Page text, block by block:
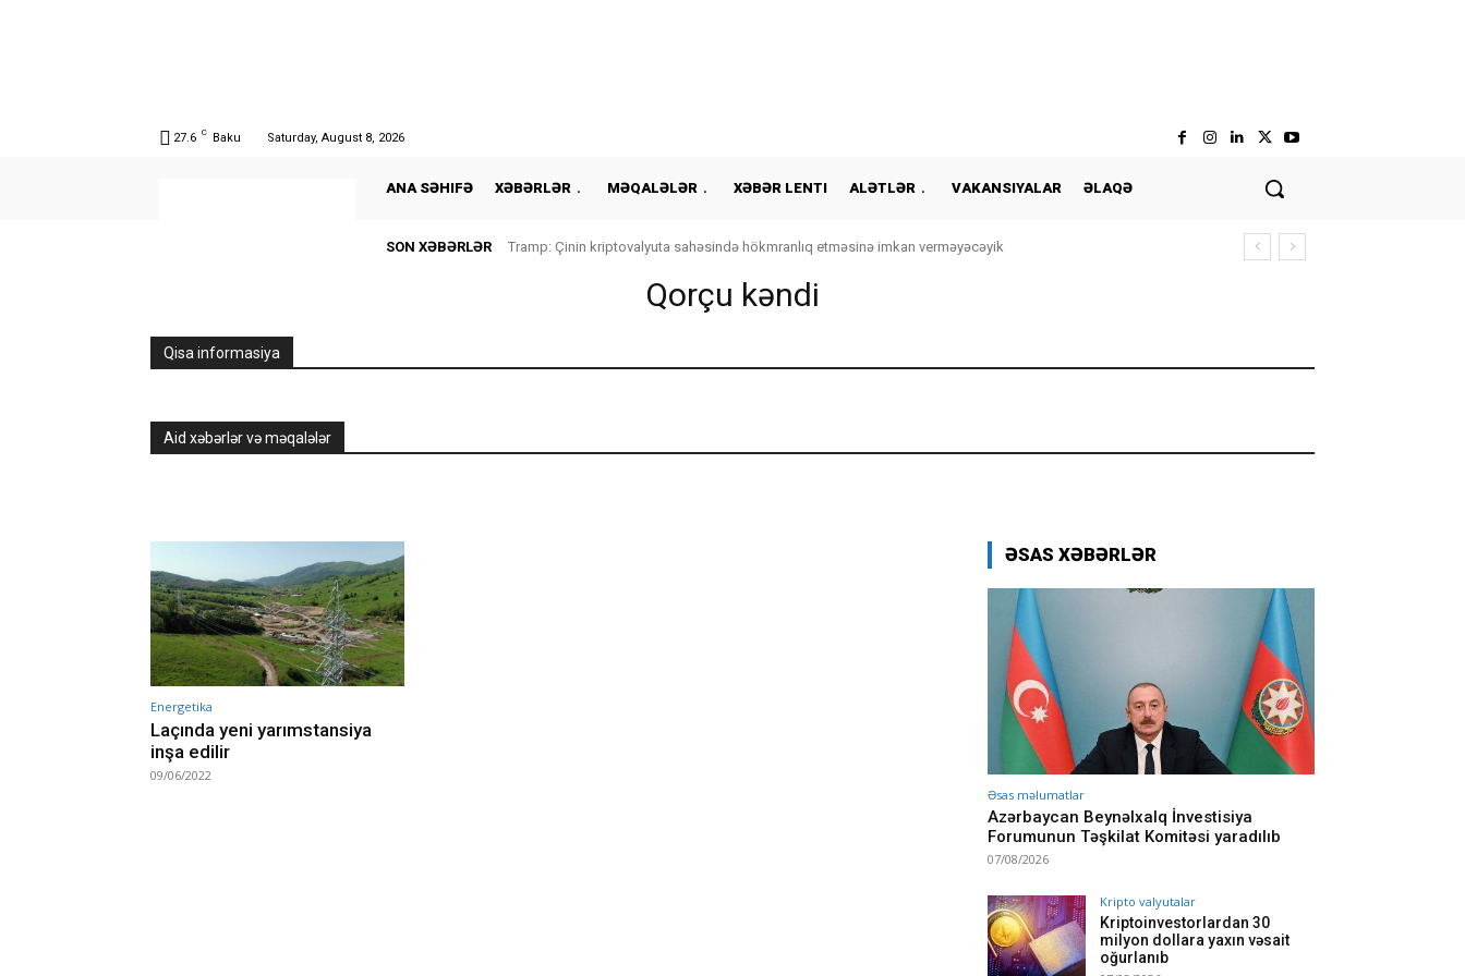
27.6 C Baku Saturday, August 8, 2026
ANA SƏHIFƏ XƏBƏRLƏR MƏQALƏLƏR XƏBƏR LENTI ALƏTLƏR VAKANSIYALAR ƏLAQƏ
SON XƏBƏRLƏR Tramp: Çinin kriptovalyuta sahəsində hökmranlıq etməsinə imkan verməyəcəyik
Qorçu kəndi
Qisa informasiya
Aid xəbərlər və məqalələr
Energetika
Laçında yeni yarımstansiya
inşa edilir
09/06/2022
ƏSAS XƏBƏRLƏR
Əsas məlumatlar
Azərbaycan Beynəlxalq İnvestisiya
Forumunun Təşkilat Komitəsi yaradılıb
07/08/2026
Kripto valyutalar
Kriptoinvestorlardan 30
milyon dollara yaxın vəsait
oğurlanıb